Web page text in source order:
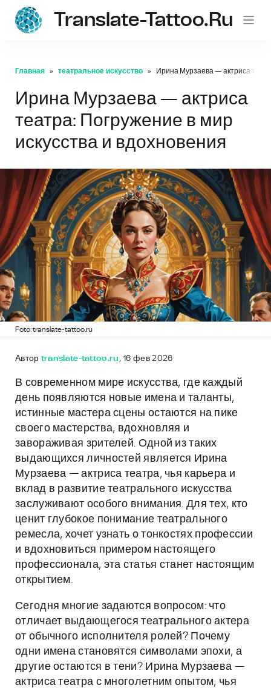
Translate-Tattoo.ru
Главная театральное искусство Ирина Мурзаева — актриса
Ирина Мурзаева — актриса
театра: Погружение в мир
искусства и вдохновения
Foto: translate-tattoo.ru
Автор translate-tattoo.ru , 16 фев 2026
В современном мире искусства, где каждый
день появляются новые имена и таланты,
истинные мастера сцены остаются на пике
своего мастерства, вдохновляя и
завораживая зрителей. Одной из таких
выдающихся личностей является Ирина
Мурзаева — актриса театра, чья карьера и
вклад в развитие театрального искусства
заслуживают особого внимания. Для тех, кто
ценит глубокое понимание театрального
ремесла, хочет узнать о тонкостях профессии
и вдохновиться примером настоящего
профессионала, эта статья станет настоящим
открытием.
Сегодня многие задаются вопросом: что
отличает выдающегося театрального актера
от обычного исполнителя ролей? Почему
одни имена становятся символами эпохи, а
другие остаются в тени? Ирина Мурзаева —
актриса театра с многолетним опытом, чья